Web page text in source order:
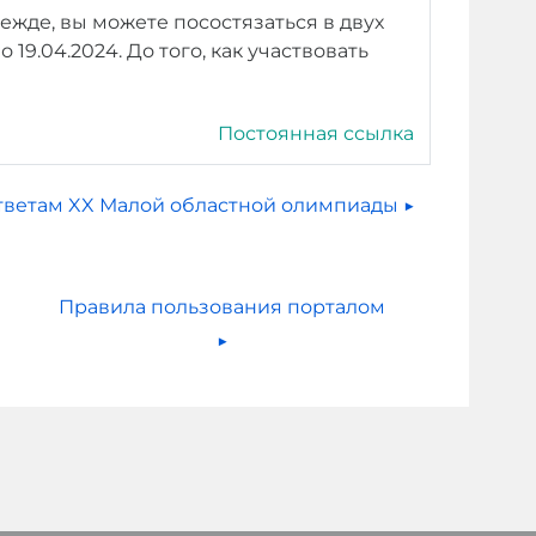
вы можете посостязаться в двух
До того, как участвовать
Постоянная ссылка
XX Малой областной олимпиады ▶︎
Правила пользования порталом
▶︎